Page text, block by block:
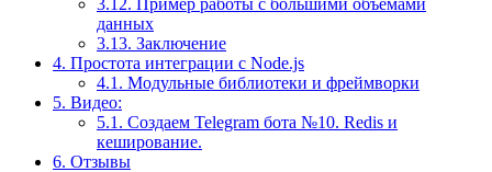
данных
3.13. Заключение
4. Простота интеграции с Node.js
4.1. Модульные библиотеки и фреймворки
5. Видео:
5.1. Создаем Telegram бота №10. Redis и
кеширование.
6. Отзывы